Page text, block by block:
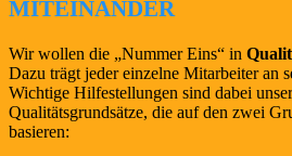
MITEINANDER
Wir wollen die „Nummer Eins“ in
Dazu trägt jeder einzelne Mitarbeiter an
Wichtige Hilfestellungen sind dabei
Qualitätsgrundsätze, die auf den zwei
basieren: